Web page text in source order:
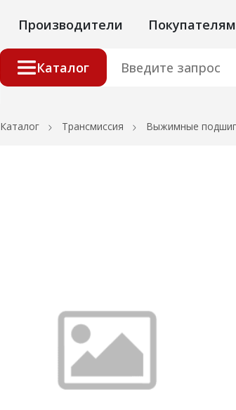
Производители Покупателям
Каталог
Каталог Трансмиссия Выжимные